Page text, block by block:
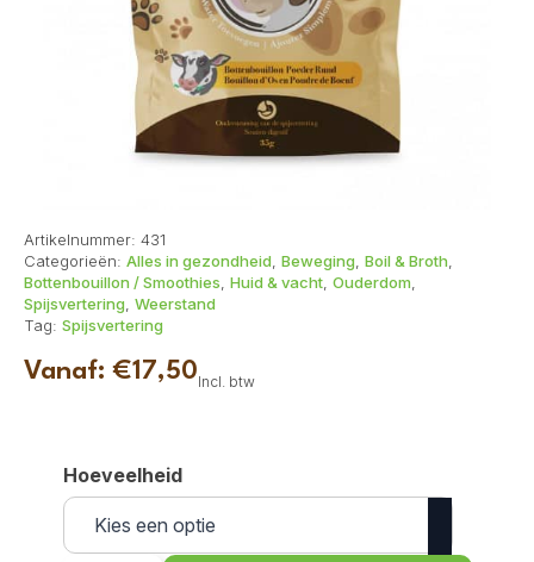
Artikelnummer: 431
Categorieën: Alles in gezondheid, Beweging, Boil & Broth,
Bottenbouillon / Smoothies, Huid & vacht, Ouderdom,
Spijsvertering, Weerstand
Tag: Spijsvertering
Vanaf: €17,50Incl. btw
Hoeveelheid